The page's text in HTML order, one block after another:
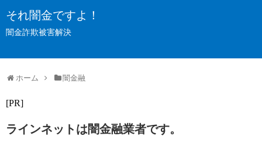
それ闇金ですよ！
闇金詐欺被害解決
ホーム 闇金融
[PR]
ラインネットは闇金融業者です。